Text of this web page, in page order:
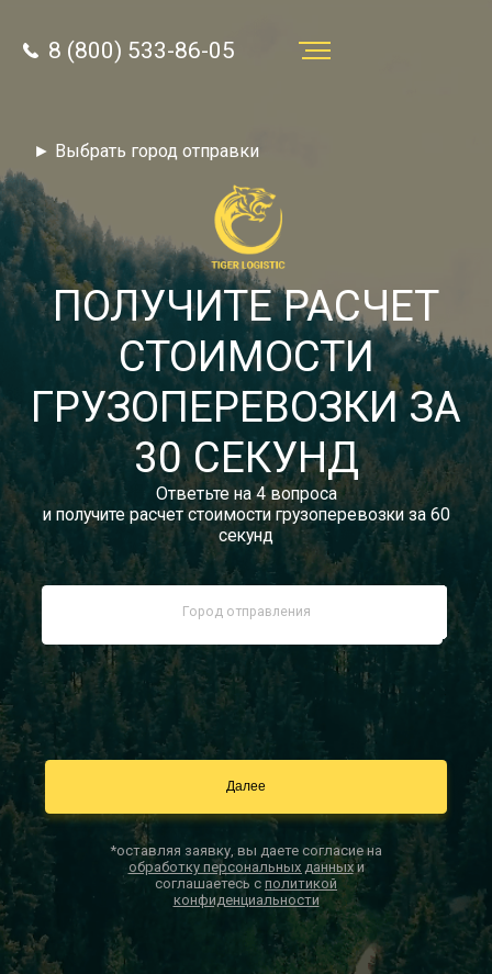
8 (800) 533-86-05
Звонок по России бесплатный
autotransport24@yandex.ru
Заказать звонок
Тарифы
Отзывы
Статьи
Новости
Документы
Контакты
► Выбрать город отправки
8 (800) 533-86-05
ПОЛУЧИТЕ РАСЧЕТ
СТОИМОСТИ
ГРУЗОПЕРЕВОЗКИ ЗА
30 СЕКУНД
Ответьте на 4 вопроса
и получите расчет стоимости грузоперевозки за 60
секунд
*оставляя заявку, вы даете согласие на
обработку персональных данныхи
соглашаетесь с политикой
конфиденциальности